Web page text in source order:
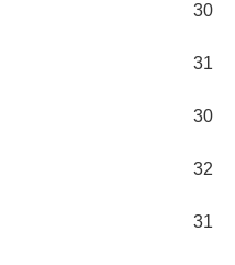
30
31
30
32
31